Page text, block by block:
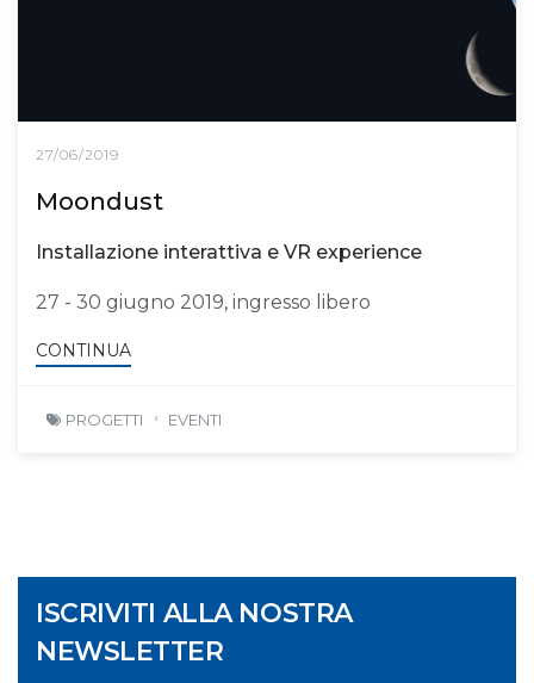
27/06/2019
Moondust
Installazione interattiva e VR experience
27 - 30 giugno 2019, ingresso libero
CONTINUA
PROGETTI EVENTI
ISCRIVITI ALLA NOSTRA
NEWSLETTER